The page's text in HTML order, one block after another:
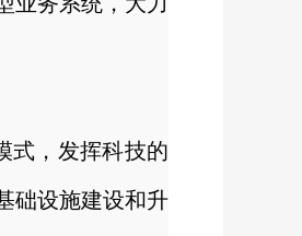
式，发挥科技的
础设施建设和升